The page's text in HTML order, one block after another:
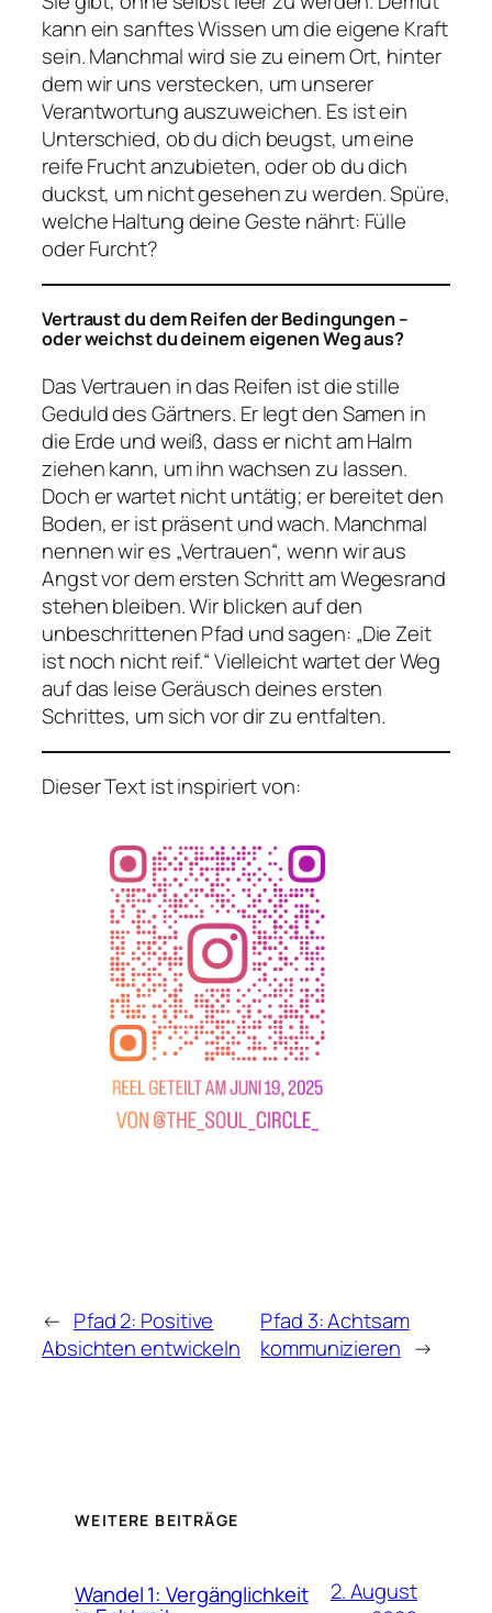
kann ein sanftes Wissen um die eigene Kraft
sein. Manchmal wird sie zu einem Ort, hinter
dem wir uns verstecken, um unserer
Verantwortung auszuweichen. Es ist ein
Unterschied, ob du dich beugst, um eine
reife Frucht anzubieten, oder ob du dich
duckst, um nicht gesehen zu werden. Spüre,
welche Haltung deine Geste nährt: Fülle
oder Furcht?
Vertraust du dem Reifen der Bedingungen –
oder weichst du deinem eigenen Weg aus?
Das Vertrauen in das Reifen ist die stille
Geduld des Gärtners. Er legt den Samen in
die Erde und weiß, dass er nicht am Halm
ziehen kann, um ihn wachsen zu lassen.
Doch er wartet nicht untätig; er bereitet den
Boden, er ist präsent und wach. Manchmal
nennen wir es „Vertrauen“, wenn wir aus
Angst vor dem ersten Schritt am Wegesrand
stehen bleiben. Wir blicken auf den
unbeschrittenen Pfad und sagen: „Die Zeit
ist noch nicht reif.“ Vielleicht wartet der Weg
auf das leise Geräusch deines ersten
Schrittes, um sich vor dir zu entfalten.
Dieser Text ist inspiriert von:
← Pfad 2: Positive
Absichten entwickeln
Pfad 3: Achtsam
kommunizieren →
WEITERE BEITRÄGE
Wandel 1: Vergänglichkeit
2. August